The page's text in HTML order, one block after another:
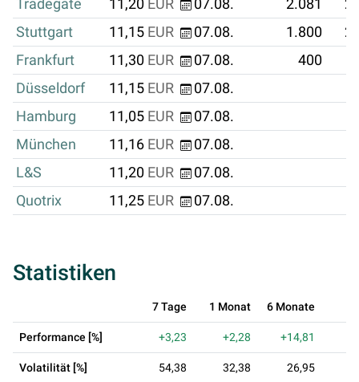
Tradegate
11,20 EUR 07.08. 2.081
Stuttgart
11,15 EUR 07.08. 1.800
Frankfurt
11,30 EUR 07.08. 400
Düsseldorf
11,15 EUR
07.08.
Hamburg
11,05 EUR
07.08.
München
11,16 EUR
07.08.
L&S
11,20 EUR
07.08.
Quotrix
11,25 EUR 07.08.
Statistiken
7 Tage 1 Monat 6 Monate
Performance [%] +3,23 +2,28 +14,81
Volatilität [%] 54,38 32,38 26,95